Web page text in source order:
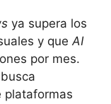
ya supera los
y queAI
por mes.
plataformas